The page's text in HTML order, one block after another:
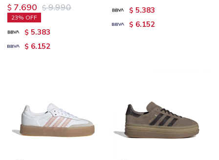
$ 7.690 $ 9.990
23
$ 5.383
$ 6.152
$ 5.383
$ 6.152